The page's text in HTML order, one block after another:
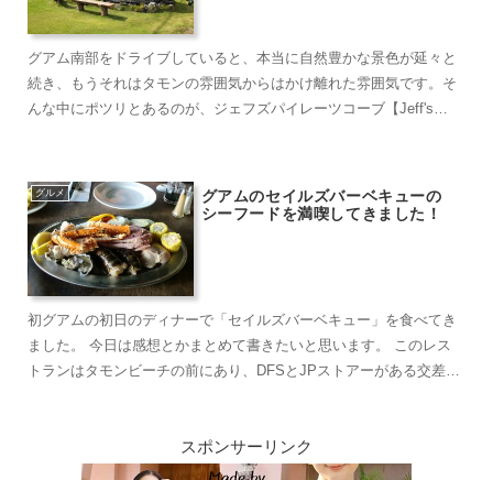
グアム南部をドライブしていると、本当に自然豊かな景色が延々と
続き、もうそれはタモンの雰囲気からはかけ離れた雰囲気です。そ
んな中にポツリとあるのが、ジェフズパイレーツコーブ【Jeff's
グルメ
グアムのセイルズバーベキューの
シーフードを満喫してきました！
初グアムの初日のディナーで「セイルズバーベキュー」を食べてき
ました。 今日は感想とかまとめて書きたいと思います。 このレス
トランはタモンビーチの前にあり、DFSとJPストアーがある交差点
スポンサーリンク